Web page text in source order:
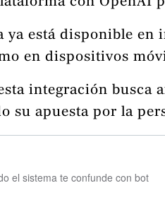
ya está disponible en
en dispositivos
integración
su apuesta por la